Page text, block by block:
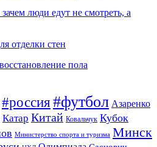
люди едут не смотреть, а
отделки стен
пола
#россия#футбол Азаренко
Катар Китай Ковальчук Кубок
Министерство спорта и туризма Минск